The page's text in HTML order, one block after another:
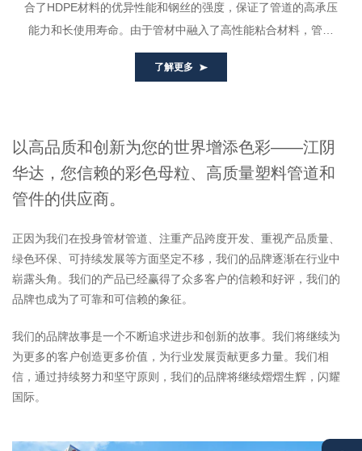
合了HDPE材料的优异性能和钢丝的强度，保证了管道的高承压
能力和长使用寿命。由于管材中融入了高性能粘合材料，管材
骨架增强件与内外塑料层深度...
了解更多
以高品质和创新为您的世界增添色彩——江阴
华达，您信赖的彩色母粒、高质量塑料管道和
管件的供应商。
正因为我们在投身管材管道、注重产品跨度开发、重视产品质量、
绿色环保、可持续发展等方面坚定不移，我们的品牌逐渐在行业中
崭露头角。我们的产品已经赢得了众多客户的信赖和好评，我们的
品牌也成为了可靠和可信赖的象征。
我们的品牌故事是一个不断追求进步和创新的故事。我们将继续为
为更多的客户创造更多价值，为行业发展贡献更多力量。我们相
信，通过持续努力和坚守原则，我们的品牌将继续熠熠生辉，闪耀
国际。